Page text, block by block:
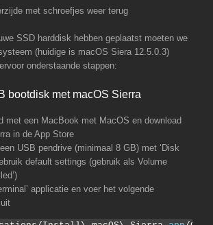
met schroefjes weer terug
SSD harddisk hebben geplaatst moeten we
(huidige is macOS Siera 12.5.0.3)
onderstaande stappen:
bootdisk met macOS Sierra
met een MacBook met MacOS en download
in de App Store
USB pendrive (minimaal 8 GB) met ‘Disk
default settings (gebruik als Volume
applicatie en voer het volgende